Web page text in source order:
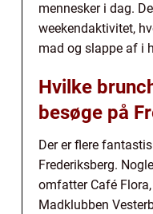
mennesker i dag.
weekendaktivitet,
mad og slappe af i
Hvilke
besøge på
Der er flere
Frederiksberg.
omfatter Café
Madklubben